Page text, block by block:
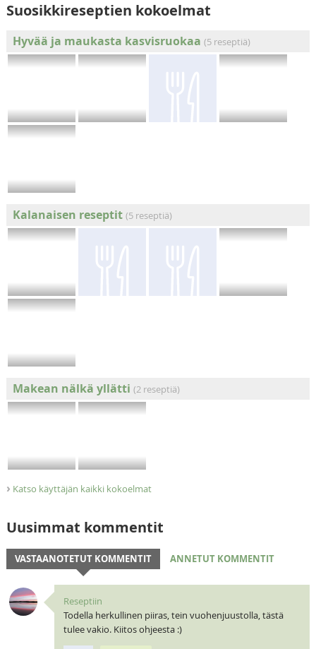
Suosikkireseptien kokoelmat
Hyvää ja maukasta kasvisruokaa (5 reseptiä)
Kalanaisen reseptit (5 reseptiä)
Makean nälkä yllätti (2 reseptiä)
› Katso käyttäjän kaikki kokoelmat
Uusimmat kommentit
VASTAANOTETUT KOMMENTIT ANNETUT KOMMENTIT
Reseptiin
Todella herkullinen piiras, tein vuohenjuustolla, tästä
tulee vakio. Kiitos ohjeesta :)